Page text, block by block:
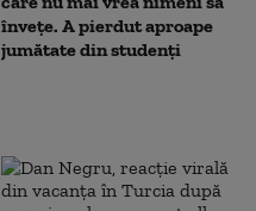
înveţe. A pierdut aproape
jumătate din studenţi